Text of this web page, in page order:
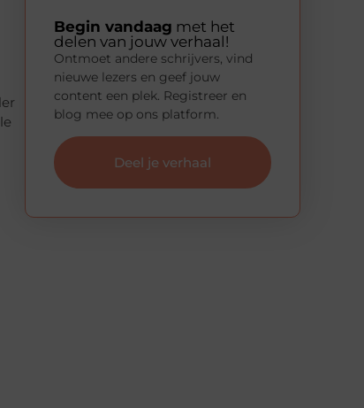
Begin vandaag met het
delen van jouw verhaal!
Ontmoet andere schrijvers, vind
nieuwe lezers en geef jouw
content een plek. Registreer en
blog mee op ons platform.
Deel je verhaal